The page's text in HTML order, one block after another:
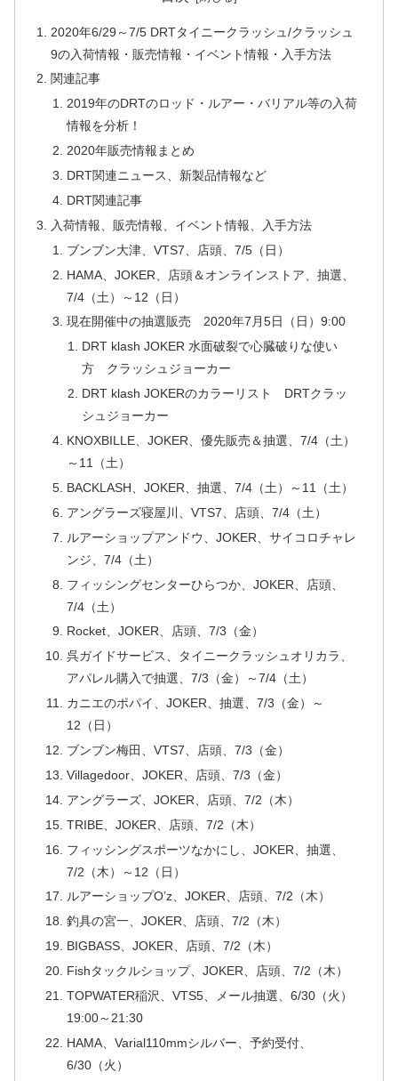
2020年6/29～7/5 DRTタイニークラッシュ/クラッシュ
9の入荷情報・販売情報・イベント情報・入手方法
関連記事
2019年のDRTのロッド・ルアー・バリアル等の入荷
情報を分析！
2020年販売情報まとめ
DRT関連ニュース、新製品情報など
DRT関連記事
入荷情報、販売情報、イベント情報、入手方法
ブンブン大津、VTS7、店頭、7/5（日）
HAMA、JOKER、店頭＆オンラインストア、抽選、
7/4（土）～12（日）
現在開催中の抽選販売 2020年7月5日（日）9:00
DRT klash JOKER 水面破裂で心臓破りな使い
方 クラッシュジョーカー
DRT klash JOKERのカラーリスト DRTクラッ
シュジョーカー
KNOXBILLE、JOKER、優先販売＆抽選、7/4（土）
～11（土）
BACKLASH、JOKER、抽選、7/4（土）～11（土）
アングラーズ寝屋川、VTS7、店頭、7/4（土）
ルアーショップアンドウ、JOKER、サイコロチャレ
ンジ、7/4（土）
フィッシングセンターひらつか、JOKER、店頭、
7/4（土）
Rocket、JOKER、店頭、7/3（金）
呉ガイドサービス、タイニークラッシュオリカラ、
アパレル購入で抽選、7/3（金）～7/4（土）
カニエのポパイ、JOKER、抽選、7/3（金）～
12（日）
ブンブン梅田、VTS7、店頭、7/3（金）
Villagedoor、JOKER、店頭、7/3（金）
アングラーズ、JOKER、店頭、7/2（木）
TRIBE、JOKER、店頭、7/2（木）
フィッシングスポーツなかにし、JOKER、抽選、
7/2（木）～12（日）
ルアーショップO’z、JOKER、店頭、7/2（木）
釣具の宮一、JOKER、店頭、7/2（木）
BIGBASS、JOKER、店頭、7/2（木）
Fishタックルショップ、JOKER、店頭、7/2（木）
TOPWATER稲沢、VTS5、メール抽選、6/30（火）
19:00～21:30
HAMA、Varial110mmシルバー、予約受付、
6/30（火）